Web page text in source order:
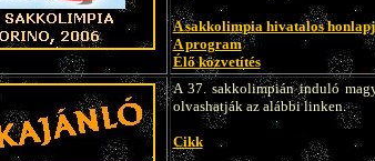
A sakkolimpia hivatalos
A program
Élő közvetítés
A 37. sakkolimpián induló
olvashatják az alábbi linken.
Cikk